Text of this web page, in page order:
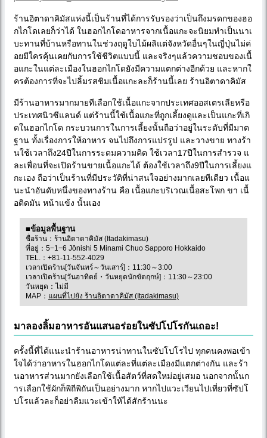
ร้านอิตาดาคิมัสแห่งนี้เป็นร้านที่ได้การรับรองว่าเป็นถึงมรดกของฮอ
กไกโดเลยก็ว่าได้ ในฮอกไกโดอาหารจากเนื้อแกะจะนิยมทำเป็นนาเ
บะทานที่บ้านหรือทานในช่วงฤดูใบไม้ผลิแต่จังหวัดอื่นๆในญี่ปุ่นไม่ค่
อยมีใครคุ้นเคยกับการใช้ชีวิตแบบนี้ และจริงๆแล้วความชอบของเนื้
อแกะในแต่ละเมืองในฮอกไกโดยังมีความแตกต่างอีกด้วย และหากใ
ครต้องการที่จะไปลิ้มรสชิมเนื้อแกะละก็ร้านนี้เลย ร้านอิตาดาคิมัส
มีร้านอาหารมากมายทีเลือกใช้เนื้อแกะจากประเทศออสเตรเลียหรือ
ประเทศนิวซีแลนด์ แต่ร้านนี้ใช้เนื้อแกะที่ถูกเลี้ยงดูและเป็นแกะที่เกิ
ดในฮอกไกโด กระบวนการในการเลี้ยงนั้นถือว่าอยู่ในระดับที่มีมาต
ฐาน ทั้งเรื่องการให้อาหาร จนไปถึงการแปรรูป และวางขาย ทางร้า
นใช้เวลาถึง24ปีในการระดมความคิด ใช้เวลา17ปีในการสำรวจ แ
ละเพื่อนที่จะเปิดร้านขายเนื้อแกะได้ ต้องใช้เวลาถึง9ปีในการเลี้ยงแ
กะเอง ถือว่าเป็นร้านที่มีประวัติที่น่าสนใจอย่างมากเลยทีเดียว เนื้อแ
นะนำอันดับหนึ่งของทางร้าน คือ เนื้อแกะบริเวณเนื้อสะโพก ขา เนื้
อติดมัน หน้าแข้ง นั้นเอง
■ข้อมูลพื้นฐาน
ชื่อร้าน：ร้านอิตาดาคิมัส (Itadakimasu)
ที่อยู่：5−1−6 Jōnishi 5 Minami Chuo Sapporo Hokkaido
TEL.：+81-11-552-4029
เวลาเปิดร้าน[วันจันทร์～วันเสาร์]：11:30～3:00
เวลาเปิดร้าน[วันอาทิตย์・วันหยุดนักขัตฤกษ์]：11:30～23:00
วันหยุด：ไม่มี
MAP： แผนที่ไปยัง ร้านอิตาดาคิมัส (Itadakimasu)
มาลองลิ้มอาหารอันแสนอร่อยในซัปโปโรกันเถอะ!
ครั้งนี้ที่ได้แนะนำร้านอาหารน่าทานในซัปโปโรไป ทุกคนคงพอเข้า
ใจได้ว่าอาหารในฮอกไกโดแต่ละที่แต่ละเมืองมีแตกต่างกัน และร้า
นอาหารส่วนมากยังเลือกใช้เนื้อสัตว์ที่สดใหม่อยู่เสมอ นอกจากนั้นก
ารเลือกใช้ผักก็พิถีพิถันเป็นอย่างมาก หากไปแวะเวียนไปเที่ยวที่ซัปโ
ปโรแล้วละก็อย่าลืมแวะเข้าให้ได้สักร้านนะ